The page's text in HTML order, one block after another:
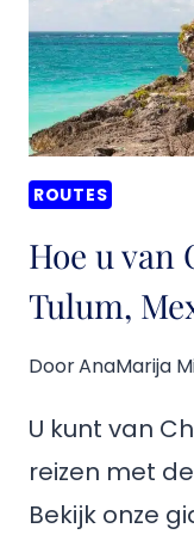
ROUTES
Hoe u van
Tulum,
DoorAnaMarija
U kunt van
reizen met
Bekijk onze